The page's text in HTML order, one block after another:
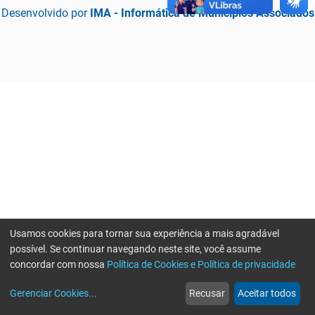
Desenvolvido por IMA - Informática de Municípios Associados
web
Notícias
more_horiz
Mais
Usamos cookies para tornar sua experiência a mais agradável
possível. Se continuar navegando neste site, você assume
concordar com nossa Política de Cookies e Política de privacidade
Gerenciar Cookies... Recusar Aceitar todos
Erro ao enviar informações, por favor tente novamente